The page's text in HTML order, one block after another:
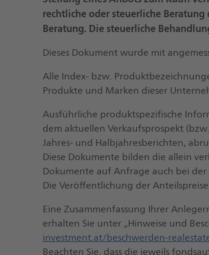
rechtliche oder steuerliche
Beratung. Die steuerliche
Dieses Dokument wurde mit
Alle Index- bzw.
Produkte und Marken dieser
Ausführliche produktspezifische
dem aktuellen Verkaufsprospekt
Jahres- und Halbjahresberichten,
Diese Dokumente bilden die allein
Dokumente auf Anfrage auch bei der
Die Veröffentlichung der
Eine Zusammenfassung Ihrer
erhalten Sie unter „Hinweise und
investment.at/beschwerden-
Beachten Sie, dass die jeweils